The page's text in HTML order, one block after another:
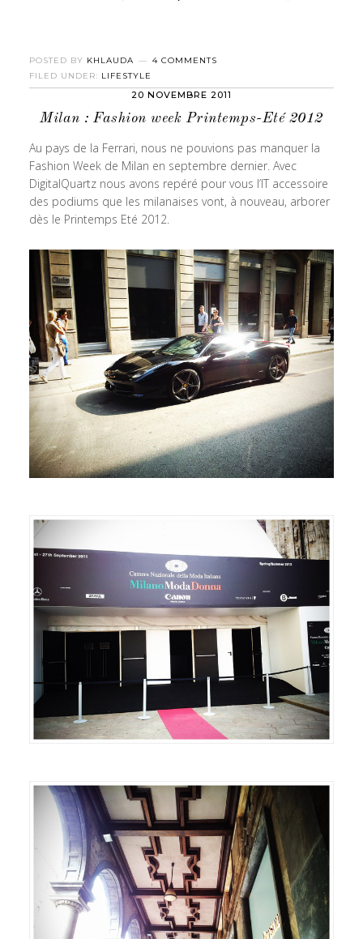
POSTED BY KHLAUDA
4 COMMENTS
FILED UNDER: LIFESTYLE
20 NOVEMBRE 2011
Milan : Fashion week Printemps-Eté 2012
Au pays de la Ferrari, nous ne pouvions pas manquer la
Fashion Week de Milan en septembre dernier. Avec
DigitalQuartz nous avons repéré pour vous l’IT accessoire
des podiums que les milanaises vont, à nouveau, arborer
dès le Printemps Eté 2012.